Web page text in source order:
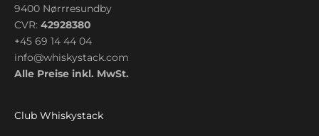
9400 Nørrresundby
CVR: 42928380
+45 69 14 44 04
info@whiskystack.com
Alle Preise inkl. MwSt.
Club Whiskystack